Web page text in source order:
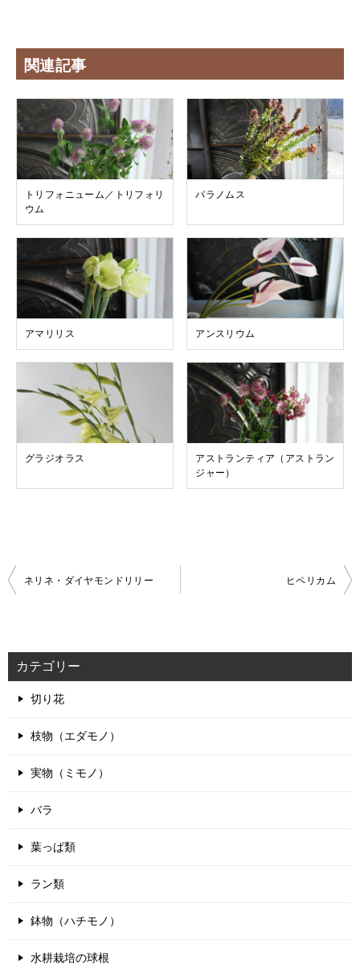
関連記事
トリフォニューム／トリフォリ
ウム
パラノムス
アマリリス アンスリウム
グラジオラス
アストランティア（アストラン
ジャー）
投
稿
ゲ
ー
ン
ネリネ・ダイヤモンドリリー ヒペリカム
カテゴリー
切り花
枝物（エダモノ）
実物（ミモノ）
バラ
葉っぱ類
ラン類
鉢物（ハチモノ）
水耕栽培の球根